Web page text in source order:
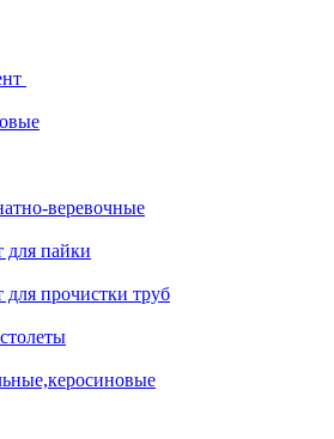
веревочные
для пайки
прочистки труб